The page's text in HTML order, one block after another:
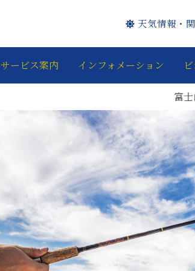
天気情報・
サービス案内 インフォメーション
富士山羽衣マリーナのInstagram・